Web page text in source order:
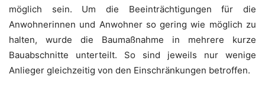
möglich sein. Um die Beeinträchtigungen für die
Anwohnerinnen und Anwohner so gering wie möglich zu
halten, wurde die Baumaßnahme in mehrere kurze
Bauabschnitte unterteilt. So sind jeweils nur wenige
Anlieger gleichzeitig von den Einschränkungen betroffen.